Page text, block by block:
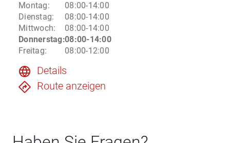
Montag:
08:00-14:00
Dienstag:
08:00-14:00
Mittwoch:
08:00-14:00
Donnerstag:08:00-14:00
Freitag: 08:00-12:00
Details
Route anzeigen